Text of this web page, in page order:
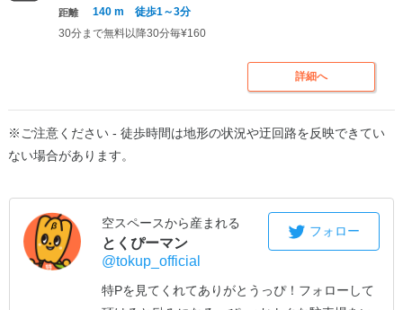
距離
140 m 徒歩1～3分
30分まで無料以降30分毎¥160
詳細へ
※ご注意ください - 徒歩時間は地形の状況や迂回路を反映できてい
ない場合があります。
空スペースから産まれる
とくぴーマン
@tokup_official
フォロー
特Pを見てくれてありがとうっぴ！ フォローして